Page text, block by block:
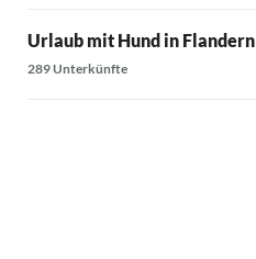
Urlaub mit Hund in Flandern
289 Unterkünfte